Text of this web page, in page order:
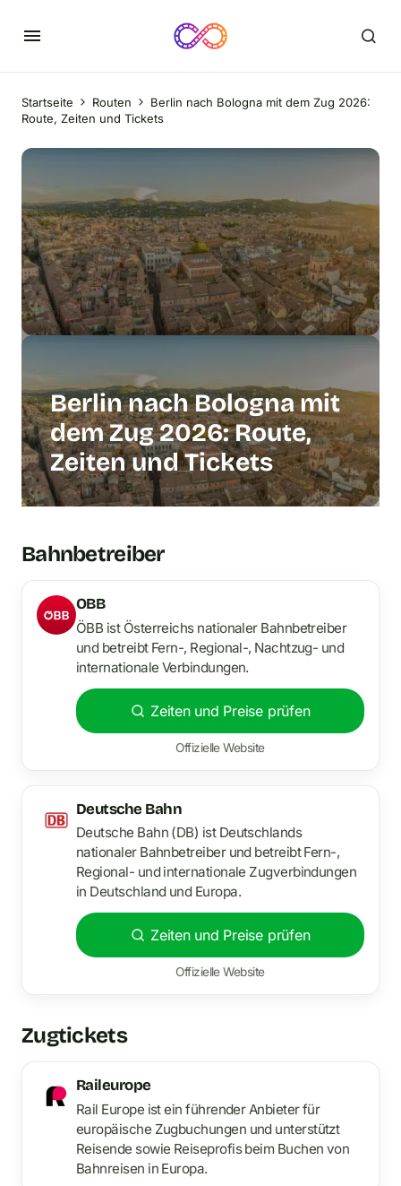
Startseite Routen
Berlin nach Bologna mit dem Zug 2026:
Route, Zeiten und Tickets
Berlin nach Bologna mit
dem Zug 2026: Route,
Zeiten und Tickets
Bahnbetreiber
OBB
ÖBB ist Österreichs nationaler Bahnbetreiber
und betreibt Fern-, Regional-, Nachtzug- und
internationale Verbindungen.
Zeiten und Preise prüfen
Offizielle Website
Deutsche Bahn
Deutsche Bahn (DB) ist Deutschlands
nationaler Bahnbetreiber und betreibt Fern-,
Regional- und internationale Zugverbindungen
in Deutschland und Europa.
Zeiten und Preise prüfen
Offizielle Website
Zugtickets
Raileurope
Rail Europe ist ein führender Anbieter für
europäische Zugbuchungen und unterstützt
Reisende sowie Reiseprofis beim Buchen von
Bahnreisen in Europa.